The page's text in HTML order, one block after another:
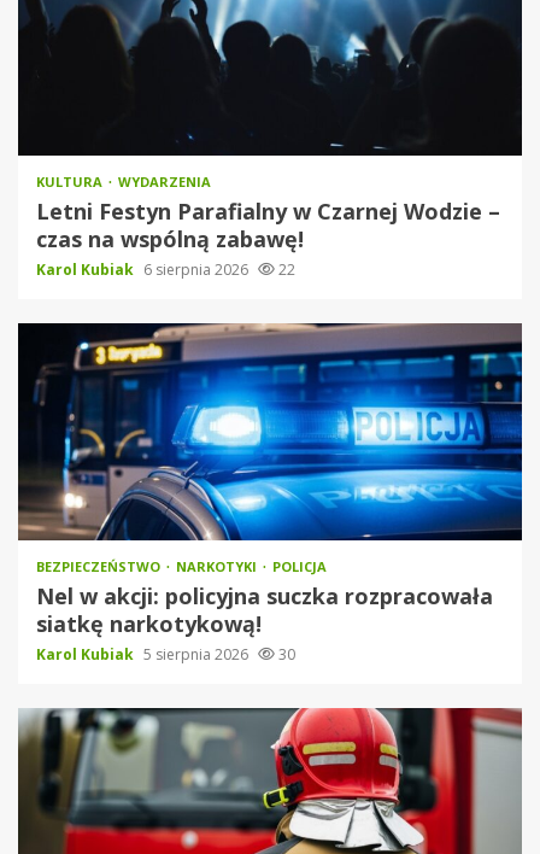
KULTURA WYDARZENIA
Letni Festyn Parafialny w Czarnej Wodzie –
czas na wspólną zabawę!
Karol Kubiak 6 sierpnia 2026 22
BEZPIECZEŃSTWO NARKOTYKI POLICJA
Nel w akcji: policyjna suczka rozpracowała
siatkę narkotykową!
Karol Kubiak 5 sierpnia 2026 30